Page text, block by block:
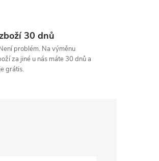
30 dnů
problém. Na výměnu
za jiné u nás máte 30 dnů a
grátis.